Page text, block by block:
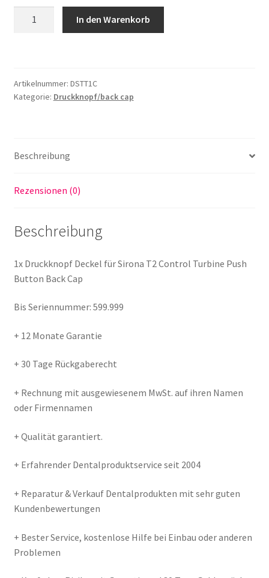
39,00 €35,00 €.
T1
Control
Back
Menge
In den Warenkorb
Artikelnummer: DSTT1C
Kategorie: Druckknopf/back cap
Beschreibung
Rezensionen (0)
Beschreibung
1x Druckknopf Deckel für Sirona T2 Control Turbine Push
Button Back Cap
Bis Seriennummer: 599.999
+ 12 Monate Garantie
+ 30 Tage Rückgaberecht
+ Rechnung mit ausgewiesenem MwSt. auf ihren Namen
oder Firmennamen
+ Qualität garantiert.
+ Erfahrender Dentalproduktservice seit 2004
+ Reparatur & Verkauf Dentalprodukten mit sehr guten
Kundenbewertungen
+ Bester Service, kostenlose Hilfe bei Einbau oder anderen
Problemen